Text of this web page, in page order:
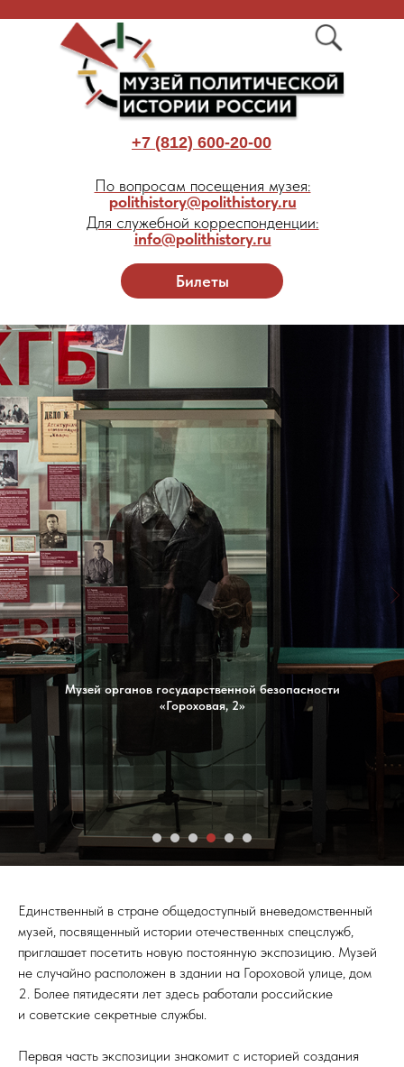
Билеты
+7 (812) 600-20-00
По вопросам посещения музея:
polithistory@polithistory.ru
Для служебной корреспонденции:
info@polithistory.ru
Музей органов государственной безопасности
«Гороховая, 2»
Единственный в стране общедоступный вневедомственный
музей, посвященный истории отечественных спецслужб,
приглашает посетить новую постоянную экспозицию. Музей
не случайно расположен в здании на Гороховой улице, дом
2. Более пятидесяти лет здесь работали российские
и советские секретные службы.
Первая часть экспозиции знакомит с историей создания